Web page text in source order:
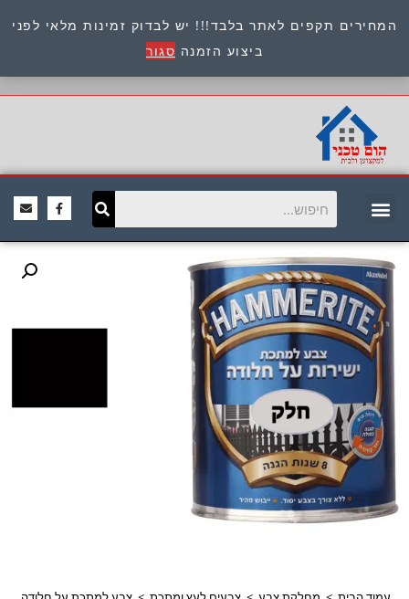
המחירים תקפים לאתר בלבד!!! יש לבדוק זמינות מלאי לפני
ביצוע הזמנה סגור
כתובת : היוזמים 9 אור יהודה שירות לקוחות 054-
8945722